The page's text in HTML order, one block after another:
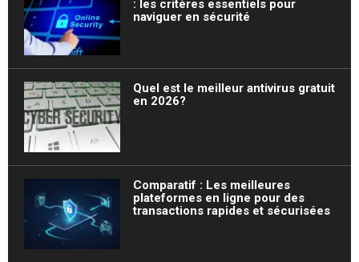
: les critères essentiels pour
naviguer en sécurité
Quel est le meilleur antivirus gratuit
en 2026?
Comparatif : Les meilleures
plateformes en ligne pour des
transactions rapides et sécurisées